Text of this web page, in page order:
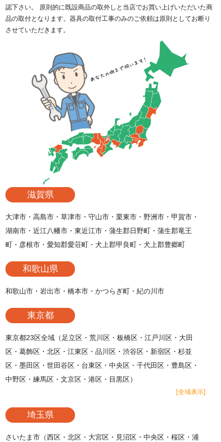
認下さい。 原則的に既設商品の取外しと当店でお買い上げいただいた商
品の取付となります。器具の取付工事のみのご依頼は原則としてお断り
させていただきます。
滋賀県
大津市・高島市・草津市・守山市・栗東市・野洲市・甲賀市・
湖南市・近江八幡市・東近江市・蒲生郡日野町・蒲生郡竜王
町・彦根市・愛知郡愛荘町・犬上郡甲良町・犬上郡豊郷町
和歌山県
和歌山市・岩出市・橋本市・かつらぎ町・紀の川市
東京都
東京都23区全域（足立区・荒川区・板橋区・江戸川区・大田
区・葛飾区・北区・江東区・品川区・渋谷区・新宿区・杉並
区・墨田区・世田谷区・台東区・中央区・千代田区・豊島区・
中野区・練馬区・文京区・港区・目黒区）
[全域表示]
埼玉県
さいたま市（西区・北区・大宮区・見沼区・中央区・桜区・浦